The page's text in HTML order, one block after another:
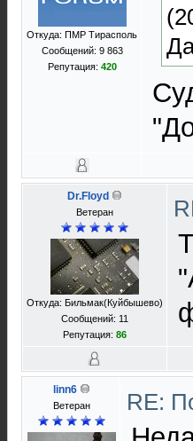
Откуда: ПМР Тирасполь
Сообщений: 9 863
Репутация: 420
Dr.Floyd
Ветеран
Откуда: Бильмак(Куйбышево)
Сообщений: 11
Репутация: 86
linn6
Ветеран RE: